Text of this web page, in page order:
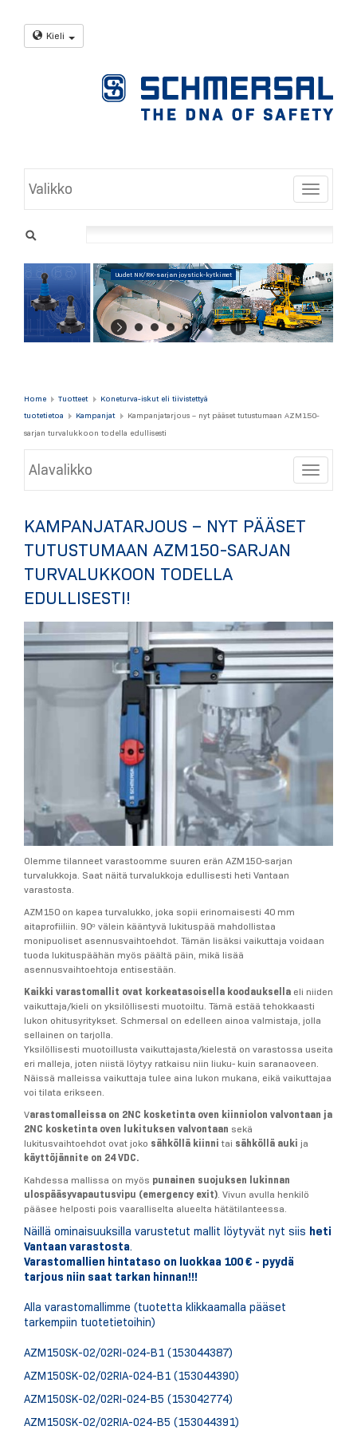
Kieli
Toggle
Valikko
Uudet NK/RK-sarjan joystick-kytkimet
Home Tuotteet
Koneturva-iskut eli tiivistettyä
tuotetietoa
Kampanjat
Kampanjatarjous – nyt pääset tutustumaan AZM150-
sarjan turvalukkoon todella edullisesti
Toggle
Alavalikko
KAMPANJATARJOUS – NYT PÄÄSET
TUTUSTUMAAN AZM150-SARJAN
TURVALUKKOON TODELLA
EDULLISESTI!
Olemme tilanneet varastoomme suuren erän AZM150-sarjan
turvalukkoja. Saat näitä turvalukkoja edullisesti heti Vantaan
varastosta.
AZM150 on kapea turvalukko, joka sopii erinomaisesti 40 mm
aitaprofiiliin. 90ᵒ välein kääntyvä lukituspää mahdollistaa
monipuoliset asennusvaihtoehdot. Tämän lisäksi vaikuttaja voidaan
tuoda lukituspäähän myös päältä päin, mikä lisää
asennusvaihtoehtoja entisestään.
Kaikki varastomallit ovat korkeatasoisella koodauksella eli niiden
vaikuttaja/kieli on yksilöllisesti muotoiltu. Tämä estää tehokkaasti
lukon ohitusyritykset. Schmersal on edelleen ainoa valmistaja, jolla
sellainen on tarjolla.
Yksilöllisesti muotoillusta vaikuttajasta/kielestä on varastossa useita
eri malleja, joten niistä löytyy ratkaisu niin liuku- kuin saranaoveen.
Näissä malleissa vaikuttaja tulee aina lukon mukana, eikä vaikuttajaa
voi tilata erikseen.
Varastomalleissa on 2NC kosketinta oven kiinniolon valvontaan ja
2NC kosketinta oven lukituksen valvontaan sekä
lukitusvaihtoehdot ovat joko sähköllä kiinni tai sähköllä auki ja
käyttöjännite on 24 VDC.
Kahdessa mallissa on myös punainen suojuksen lukinnan
ulospääsyvapautusvipu (emergency exit). Vivun avulla henkilö
pääsee helposti pois vaaralliselta alueelta hätätilanteessa.
Näillä ominaisuuksilla varustetut mallit löytyvät nyt siis heti
Vantaan varastosta.
Varastomallien hintataso on luokkaa 100 € - pyydä
tarjous niin saat tarkan hinnan!!!
Alla varastomallimme (tuotetta klikkaamalla pääset
tarkempiin tuotetietoihin)
AZM150SK-02/02RI-024-B1 (153044387)
AZM150SK-02/02RIA-024-B1 (153044390)
AZM150SK-02/02RI-024-B5 (153042774)
AZM150SK-02/02RIA-024-B5 (153044391)